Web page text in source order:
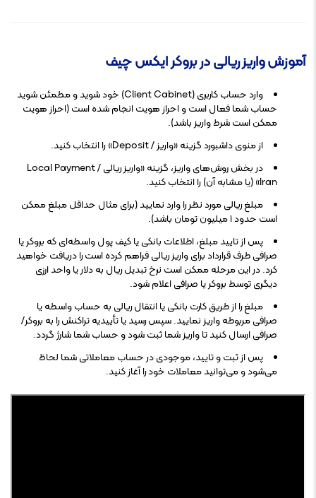
آموزش واریز ریالی در بروکر ایکس چیف
وارد حساب کاربری (Client Cabinet) خود شوید و مطمئن شوید
حساب شما فعال است و احراز هویت انجام شده است (احراز هویت
ممکن است شرط واریز باشد).
از منوی داشبورد گزینه «واریز / Deposit» را انتخاب کنید.
در بخش روش‌های واریز، گزینه «واریز ریالی / Local Payment
Iran» (یا مشابه آن) را انتخاب کنید.
مبلغ ریالی مورد نظر را وارد نمایید (برای مثال حداقل مبلغ ممکن
است حدود ۱ میلیون تومان باشد).
پس از تایید مبلغ، اطلاعات بانکی یا کیف پول واسطه‌ای که بروکر یا
صرافی طرف قرارداد برای واریز ریالی فراهم کرده است را دریافت خواهید
کرد. در این مرحله ممکن است نرخ تبدیل ریال به دلار یا واحد ارزی
دیگری توسط بروکر یا صرافی اعلام شود.
مبلغ را از طریق کارت بانکی یا انتقال ریالی به حساب واسطه یا
صرافی مربوطه واریز نمایید. سپس رسید یا تأییدیه تراکنش را به بروکر/
صرافی ارسال کنید تا واریز شما ثبت شود و حساب شما شارژ گردد.
پس از ثبت و تایید، موجودی در حساب معاملاتی شما لحاظ
می‌شود و می‌توانید معاملات خود را آغاز کنید.